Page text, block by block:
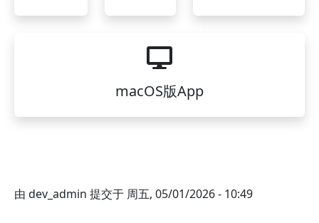
macOS版App
由 dev_admin 提交于 周五, 05/01/2026 - 10:49